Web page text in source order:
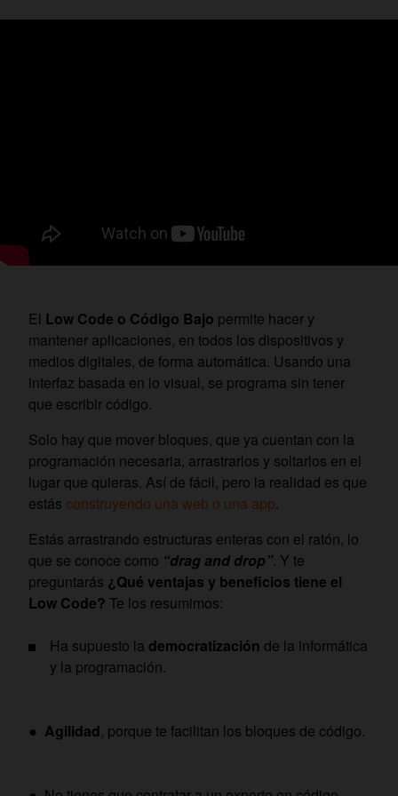
El Low Code o Código Bajo permite hacer y
mantener aplicaciones, en todos los dispositivos y
medios digitales, de forma automática. Usando una
interfaz basada en lo visual, se programa sin tener
que escribir código.
Solo hay que mover bloques, que ya cuentan con la
programación necesaria, arrastrarlos y soltarlos en el
lugar que quieras. Así de fácil, pero la realidad es que
estás construyendo una web o una app.
Estás arrastrando estructuras enteras con el ratón, lo
que se conoce como “drag and drop”. Y te
preguntarás ¿Qué ventajas y beneficios tiene el
Low Code? Te los resumimos:
Ha supuesto la democratización de la informática
y la programación.
● Agilidad, porque te facilitan los bloques de código.